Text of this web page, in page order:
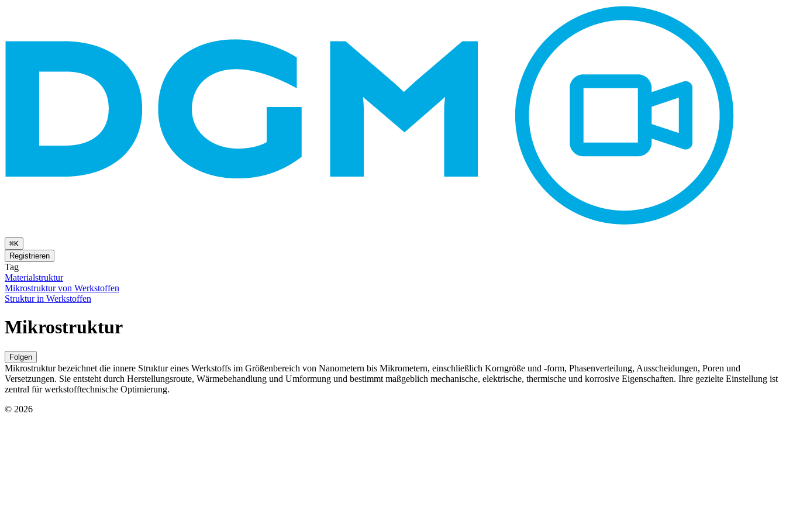
⌘K
Registrieren
Tag
Materialstruktur
Mikrostruktur von Werkstoffen
Struktur in Werkstoffen
Mikrostruktur
Folgen
Mikrostruktur bezeichnet die innere Struktur eines Werkstoffs im Größenbereich von Nanometern bis Mikrometern, einschließlich Korngröße und -form, Phasenverteilung, Ausscheidungen, Poren und
Versetzungen. Sie entsteht durch Herstellungsroute, Wärmebehandlung und Umformung und bestimmt maßgeblich mechanische, elektrische, thermische und korrosive Eigenschaften. Ihre gezielte Einstellung ist
zentral für werkstofftechnische Optimierung.
© 2026